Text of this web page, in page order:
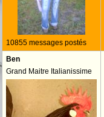
10855 messages postés
Ben
Grand Maitre Italianissime